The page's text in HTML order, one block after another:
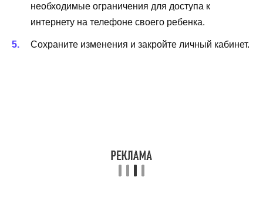
необходимые ограничения для доступа к
интернету на телефоне своего ребенка.
Сохраните изменения и закройте личный кабинет.